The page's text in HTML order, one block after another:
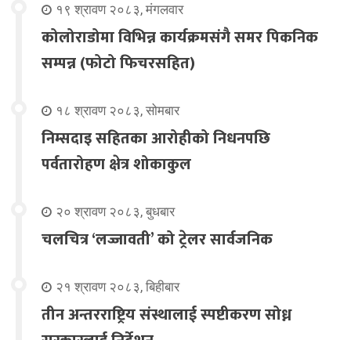
१९ श्रावण २०८३, मंगलवार
कोलोराडोमा विभिन्न कार्यक्रमसंगै समर पिकनिक
सम्पन्न (फोटो फिचरसहित)
१८ श्रावण २०८३, सोमबार
निम्सदाइ सहितका आरोहीको निधनपछि
पर्वतारोहण क्षेत्र शोकाकुल
२० श्रावण २०८३, बुधबार
चलचित्र ‘लज्जावती’ को ट्रेलर सार्वजनिक
२१ श्रावण २०८३, बिहीबार
तीन अन्तरराष्ट्रिय संस्थालाई स्पष्टीकरण सोध्न